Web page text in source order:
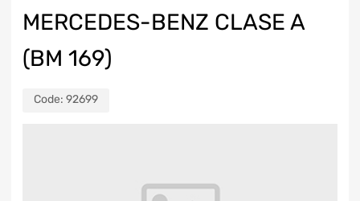
MERCEDES-BENZ CLASE A
(BM 169)
Code: 92699